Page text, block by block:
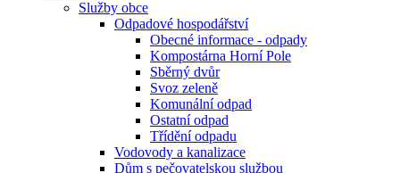
Služby obce
Odpadové hospodářství
Obecné informace - odpady
Kompostárna Horní Pole
Sběrný dvůr
Svoz zeleně
Komunální odpad
Ostatní odpad
Třídění odpadu
Vodovody a kanalizace
Dům s pečovatelskou službou